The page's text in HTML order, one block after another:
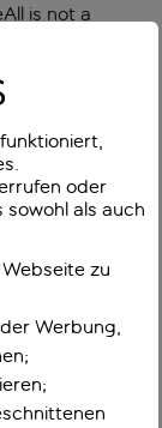
is not a
oder
sowohl als auch
zu
Werbung,